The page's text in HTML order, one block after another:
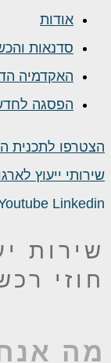
אודות
סדנאות
האקדמיה
הפסגה
לתכנית
ייעוץ
Youtube
רכש